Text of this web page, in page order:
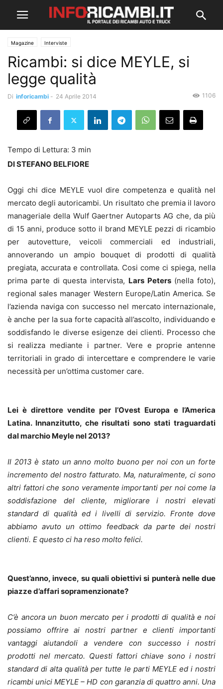
Magazine Interviste
Ricambi: si dice MEYLE, si
legge qualità
Di inforicambi - 24 Aprile 2014 1106
DI STEFANO BELFIORE
Oggi chi dice MEYLE vuol dire competenza e qualità nel
mercato degli autoricambi. Un risultato che premia il lavoro
manageriale della Wulf Gaertner Autoparts AG che, da più
di 15 anni, produce sotto il brand MEYLE pezzi di ricambio
per autovetture, veicoli commerciali ed industriali,
annoverando un ampio bouquet di prodotti di qualità
pregiata, accurata e controllata. Cosi come ci spiega, nella
prima parte di questa intervista, Lars Peters(nella foto),
regional sales manager Western Europe/Latin America. Se
l’azienda naviga con successo nel mercato internazionale,
è anche per la sua forte capacità all’ascolto, individuando e
soddisfando le diverse esigenze dei clienti. Processo che
si realizza mediante i partner. Vere e proprie antenne
territoriali in grado di intercettare e comprendere le varie
necessità per un’ottima customer care.
Lei è direttore vendite per l’Ovest Europa e l’America
Latina. Innanzitutto, che risultati sono stati traguardati
dal marchio Meyle nel 2013?
Il 2013 è stato un anno molto buono per noi con un forte
incremento del nostro fatturato. Ma, naturalmente, ci sono
altri fattori che sono veramente importanti per noi come la
soddisfazione del cliente, migliorare i nostri elevati
standard di qualità ed i livelli di servizio. Fronte dove
abbiamo avuto un ottimo feedback da parte dei nostri
clienti. E questo ci ha reso molto felici.
Quest’anno, invece, su quali obiettivi si punterà nelle due
piazze d’affari sopramenzionate?
C’è ancora un buon mercato per i prodotti di qualità e noi
possiamo offrire ai nostri partner e clienti importanti
vantaggi aiutandoli a vendere con successo i nostri
prodotti nel mercato. Questi fattori chiave sono i nostri
standard di alta qualità per tutte le parti MEYLE ed i nostri
ricambi unici MEYLE – HD con garanzia di quattro anni. Una